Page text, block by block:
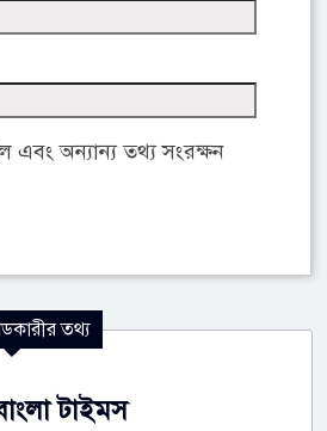
অন্যান্য তথ্য সংরক্ষন
তথ্য
টাইমস